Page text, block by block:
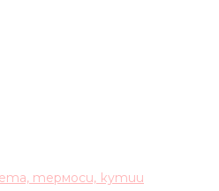
термоси, кутии